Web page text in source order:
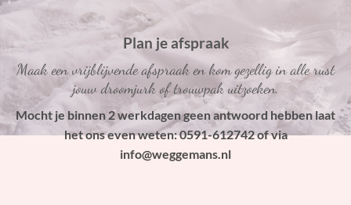
Plan je afspraak
Maak een vrijblijvende afspraak en kom gezellig in alle rust
jouw droomjurk of trouwpak uitzoeken.
Mocht je binnen 2 werkdagen geen antwoord hebben laat
het ons even weten: 0591-612742 of via
info@weggemans.nl